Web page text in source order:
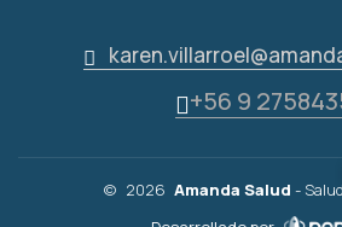
+56 9
© 2026 Amanda Salud -